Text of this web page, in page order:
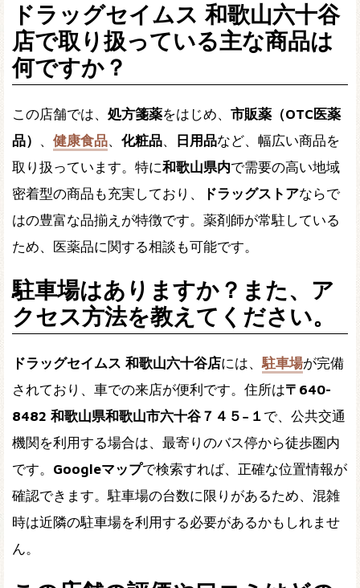
ドラッグセイムス 和歌山六十谷
店で取り扱っている主な商品は
何ですか？
この店舗では、 処方箋薬をはじめ、 市販薬（OTC医薬
品） 、 健康食品、 化粧品、 日用品など、幅広い商品を
取り扱っています。特に和歌山県内で需要の高い地域
密着型の商品も充実しており、
ドラッグストアならで
はの豊富な品揃えが特徴です。薬剤師が常駐している
ため、医薬品に関する相談も可能です。
駐車場はありますか？また、ア
クセス方法を教えてください。
ドラッグセイムス 和歌山六十谷店には、駐車場が完備
されており、車での来店が便利です。住所は〒640-
8482 和歌山県和歌山市六十谷７４５−１ で、公共交通
機関を利用する場合は、最寄りのバス停から徒歩圏内
です。 Googleマップで検索すれば、正確な位置情報が
確認できます。駐車場の台数に限りがあるため、混雑
時は近隣の駐車場を利用する必要があるかもしれませ
ん。